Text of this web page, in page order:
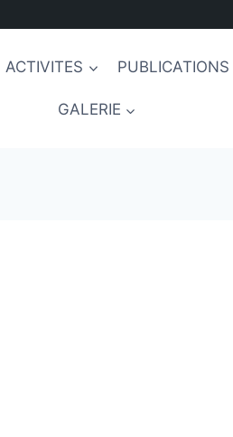
ACTIVITES PUBLICATIONS
GALERIE